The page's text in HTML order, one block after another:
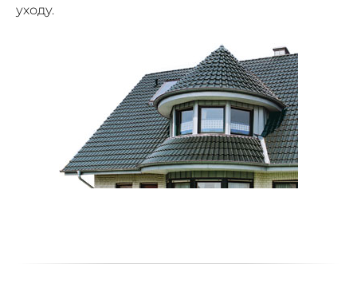
уходу.